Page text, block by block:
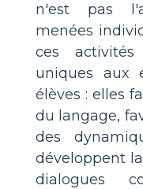
n'est pas
menées
ces
uniques aux
élèves : elles
du langage,
des
développent
dialogues